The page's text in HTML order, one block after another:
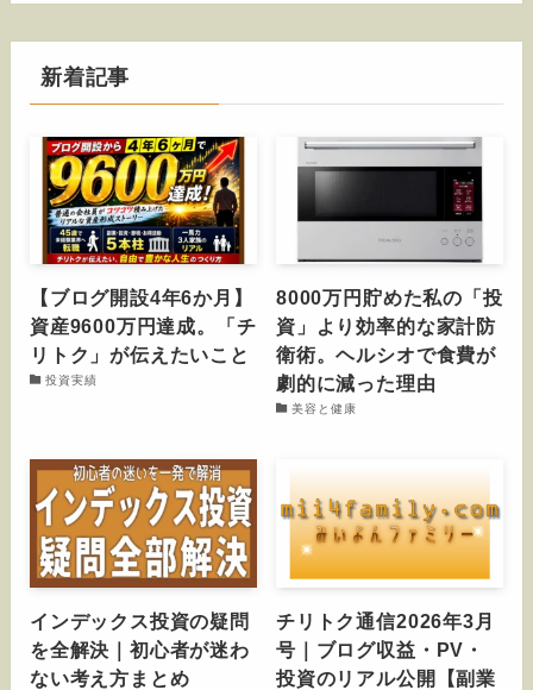
新着記事
【ブログ開設4年6か月】
資産9600万円達成。「チ
リトク」が伝えたいこと
投資実績
8000万円貯めた私の「投
資」より効率的な家計防
衛術。ヘルシオで食費が
劇的に減った理由
美容と健康
インデックス投資の疑問
を全解決｜初心者が迷わ
ない考え方まとめ
チリトク通信2026年3月
号｜ブログ収益・PV・
投資のリアル公開【副業